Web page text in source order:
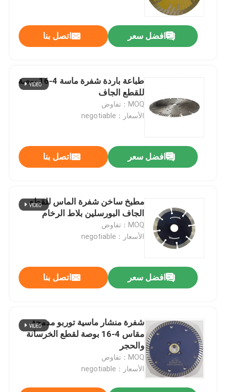
منتجات
معلومات عنا
افضل سعر اتصل بنا
طباعة باردة شفرة ماسة 4-16 بوصة
للقطع الجاف
MOQ：تفاوض
الأسعار：negotiable
افضل سعر اتصل بنا
مطبخ ساخن شفرة الماس للقطع
الجاف البورسلين بلاط الرخام
MOQ：تفاوض
الأسعار：negotiable
افضل سعر اتصل بنا
شفرة منشار ماسية توربو مدمجة
مقاس 4-16 بوصة لقطع الخرسانة
والحجر
MOQ：تفاوض
الأسعار：negotiable